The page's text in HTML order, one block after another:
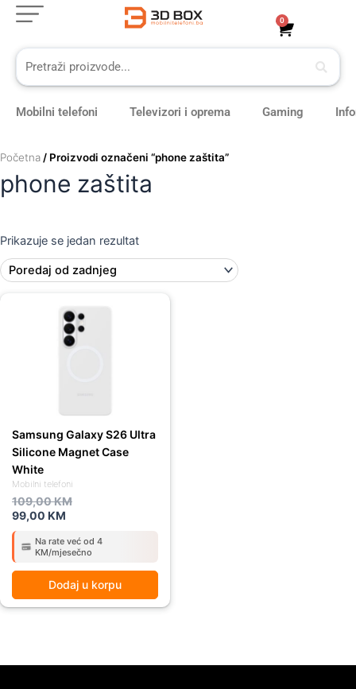
Skip
content
0
Cart
Mobilni telefoni Televizori i oprema Gaming
Početna / Proizvodi označeni “phone zaštita”
phone zaštita
Prikazuje se jedan rezultat
Mobilni telefoni
Samsung Galaxy S26 Ultra
Silicone Magnet Case
White
109,00KM
109,00 KM.
99,00 KM
99,00 KM.
Na rate već od 4
KM/mjesečno
Dodaj u korpu